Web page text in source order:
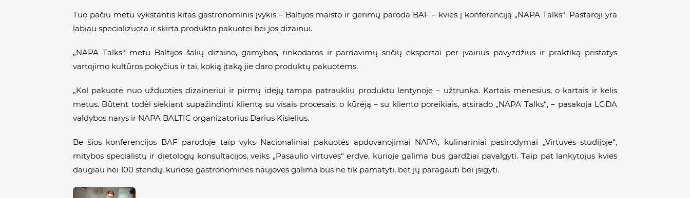
Tuo pačiu metu vykstantis kitas gastronominis įvykis – Baltijos maisto ir gėrimų paroda BAF – kvies į konferenciją „NAPA Talks“. Pastaroji yra
labiau specializuota ir skirta produkto pakuotei bei jos dizainui.
„NAPA Talks“ metu Baltijos šalių dizaino, gamybos, rinkodaros ir pardavimų sričių ekspertai per įvairius pavyzdžius ir praktiką pristatys
vartojimo kultūros pokyčius ir tai, kokią įtaką jie daro produktų pakuotėms.
„Kol pakuotė nuo užduoties dizaineriui ir pirmų idėjų tampa patraukliu produktu lentynoje – užtrunka. Kartais mėnesius, o kartais ir kelis
metus. Būtent todėl siekiant supažindinti klientą su visais procesais, o kūrėją – su kliento poreikiais, atsirado „NAPA Talks“, – pasakoja LGDA
valdybos narys ir NAPA BALTIC organizatorius Darius Kisielius.
Be šios konferencijos BAF parodoje taip vyks Nacionaliniai pakuotės apdovanojimai NAPA, kulinariniai pasirodymai „Virtuvės studijoje“,
mitybos specialistų ir dietologų konsultacijos, veiks „Pasaulio virtuvės“ erdvė, kurioje galima bus gardžiai pavalgyti. Taip pat lankytojus kvies
daugiau nei 100 stendų, kuriose gastronominės naujoves galima bus ne tik pamatyti, bet jų paragauti bei įsigyti.